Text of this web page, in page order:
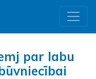
par labu